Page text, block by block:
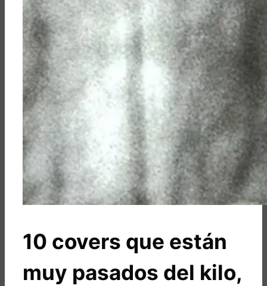
10 covers que están
muy pasados del kilo,